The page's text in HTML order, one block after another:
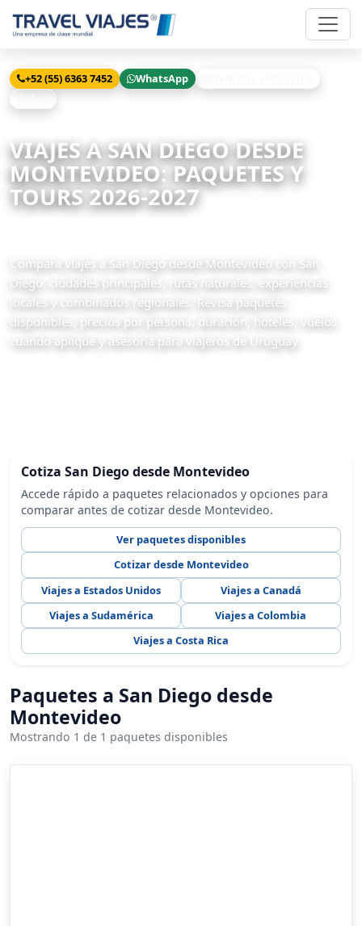
+52 (55) 6363 7452 WhatsApp
VIAJES A SAN DIEGO DESDE
MONTEVIDEO: PAQUETES Y
TOURS 2026-2027
Compara viajes a San Diego desde Montevideo con San
Diego, ciudades principales, rutas naturales, experiencias
locales y combinados regionales. Revisa paquetes
disponibles, precios por persona, duración, hoteles, vuelos
cuando aplique y asesoría para viajeros de Uruguay.
Cotiza San Diego desde Montevideo
Accede rápido a paquetes relacionados y opciones para
comparar antes de cotizar desde Montevideo.
Ver paquetes disponibles
Cotizar desde Montevideo
Viajes a Estados Unidos
Viajes a Canadá
Viajes a Sudamérica
Viajes a Colombia
Viajes a Costa Rica
Paquetes a San Diego desde
Montevideo
Mostrando 1 de 1 paquetes disponibles